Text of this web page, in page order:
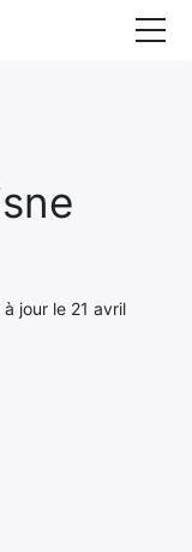
jour le 21 avril